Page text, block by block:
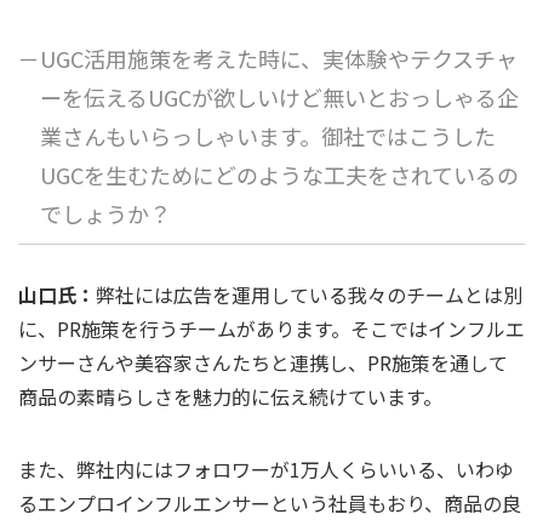
－UGC活用施策を考えた時に、実体験やテクスチャ
ーを伝えるUGCが欲しいけど無いとおっしゃる企
業さんもいらっしゃいます。御社ではこうした
UGCを生むためにどのような工夫をされているの
でしょうか？
山口氏： 弊社には広告を運用している我々のチームとは別
に、PR施策を行うチームがあります。そこではインフルエ
ンサーさんや美容家さんたちと連携し、PR施策を通して
商品の素晴らしさを魅力的に伝え続けています。
また、弊社内にはフォロワーが1万人くらいいる、いわゆ
るエンプロインフルエンサーという社員もおり、商品の良